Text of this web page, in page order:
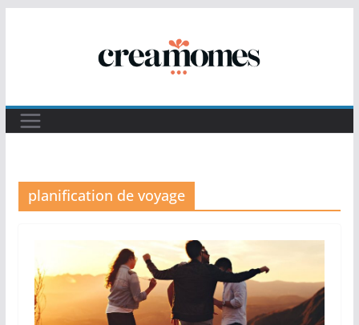
planification de voyage